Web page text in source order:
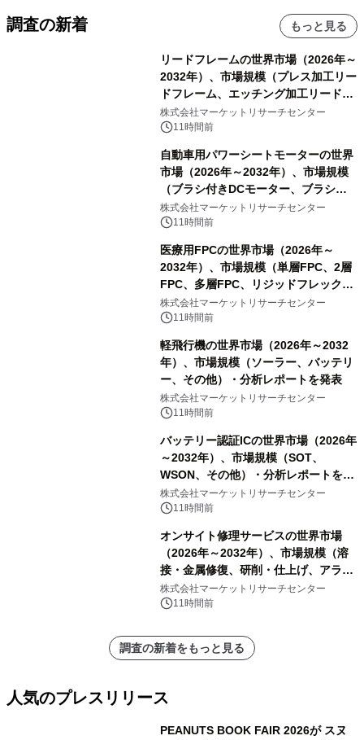
調査の新着 もっと見る
リードフレームの世界市場（2026年～
2032年）、市場規模（プレス加工リー
ドフレーム、エッチング加工リードフ
レーム）・分析レポートを発表
株式会社マーケットリサーチセンター
11時間前
自動車用パワーシートモーターの世界
市場（2026年～2032年）、市場規模
（ブラシ付きDCモーター、ブラシレ
スDCモーター）・分析レポートを発
表
株式会社マーケットリサーチセンター
11時間前
医療用FPCの世界市場（2026年～
2032年）、市場規模（単層FPC、2層
FPC、多層FPC、リジッドフレックス
PCB）・分析レポートを発表
株式会社マーケットリサーチセンター
11時間前
軽飛行機の世界市場（2026年～2032
年）、市場規模（ソーラー、バッテリ
ー、その他）・分析レポートを発表
株式会社マーケットリサーチセンター
11時間前
バッテリー認証ICの世界市場（2026年
～2032年）、市場規模（SOT、
WSON、その他）・分析レポートを発
表
株式会社マーケットリサーチセンター
11時間前
オンサイト修理サービスの世界市場
（2026年～2032年）、市場規模（溶
接・金属修復、研削・仕上げ、アライ
メント、その他）・分析レポートを発
表
株式会社マーケットリサーチセンター
11時間前
調査の新着をもっと見る
人気のプレスリリース
PEANUTS BOOK FAIR 2026が スヌ